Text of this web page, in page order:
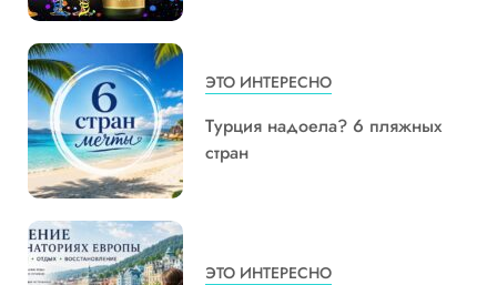
ЭТО ИНТЕРЕСНО
Турция надоела? 6 пляжных
стран
ЭТО ИНТЕРЕСНО